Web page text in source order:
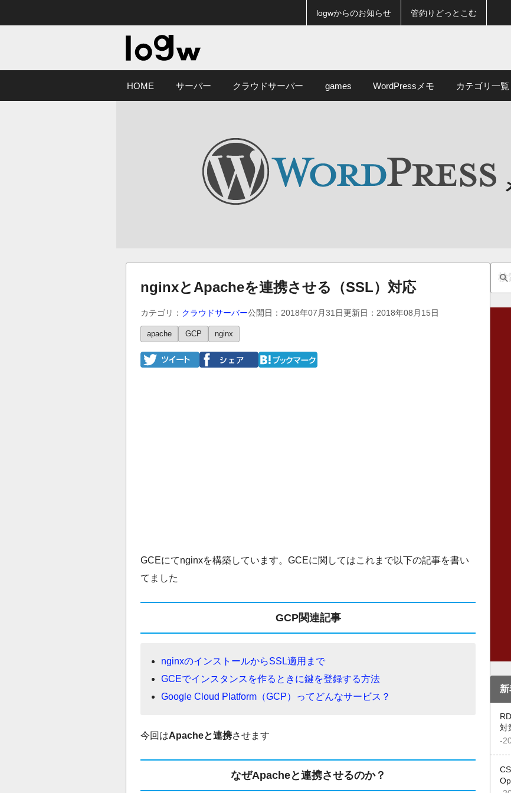
logwからのお知らせ 管釣りどっとこむ
HOME サーバー クラウドサーバー games WordPressメモ カテゴリ一覧
nginxとApacheを連携させる（SSL）対応
カテゴリ： クラウドサーバー公開日：2018年07月31日 更新日：2018年08月15日
apache GCP nginx
GCEにてnginxを構築しています。GCEに関してはこれまで以下の記事を書い
てました
GCP関連記事
nginxのインストールからSSL適用まで
GCEでインスタンスを作るときに鍵を登録する方法
Google Cloud Platform（GCP）ってどんなサービス？
今回はApacheと連携させます
なぜApacheと連携させるのか？
対
-